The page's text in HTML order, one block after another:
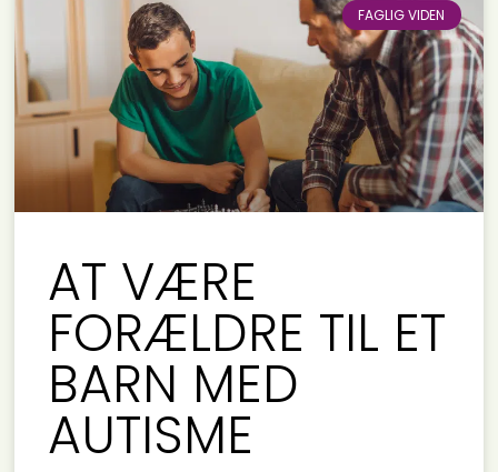
FAGLIG VIDEN
AT VÆRE
FORÆLDRE TIL ET
BARN MED
AUTISME